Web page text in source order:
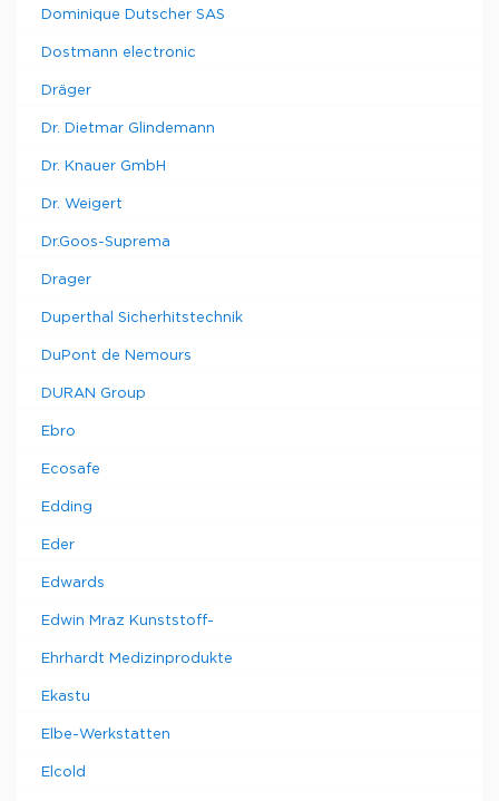
Dominique Dutscher SAS
Dostmann electronic
Dräger
Dr. Dietmar Glindemann
Dr. Knauer GmbH
Dr. Weigert
Dr.Goos-Suprema
Drager
Duperthal Sicherhitstechnik
DuPont de Nemours
DURAN Group
Ebro
Ecosafe
Edding
Eder
Edwards
Edwin Mraz Kunststoff-
Ehrhardt Medizinprodukte
Ekastu
Elbe-Werkstatten
Elcold